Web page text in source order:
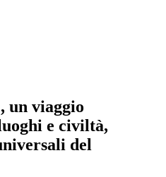
un viaggio
e civiltà,
del